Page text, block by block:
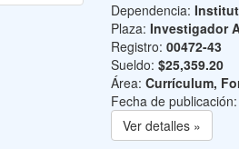
Dependencia:
Plaza: Investigador
Registro: 00472-43
Sueldo: $25,359.20
Área: Currículum,
Fecha de publicación:
Ver detalles »